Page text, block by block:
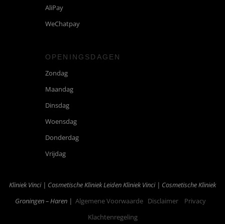
AliPay
WeChatpay
OPENINGSDAGEN
Zondag
Maandag
Dinsdag
Woensdag
Donderdag
Vrijdag
Kliniek Vinci | Cosmetische Kliniek LeidenKliniek Vinci | Cosmetische Kliniek
Groningen – Haren | Algemene Voorwaarde Disclaimer
Privacy
Klachtenregeling